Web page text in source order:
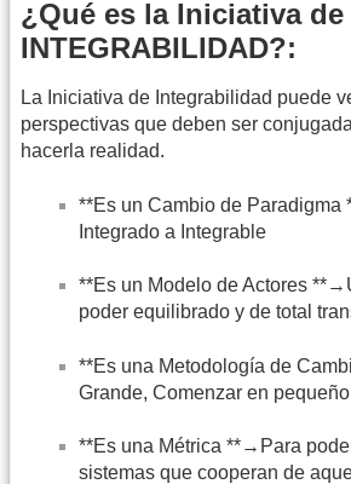
¿Qué es la Iniciativa de
INTEGRABILIDAD?:
La Iniciativa de Integrabilidad puede
perspectivas que deben ser
hacerla realidad.
**Es un Cambio de
Integrado a Integrable
**Es un Modelo de Actores
poder equilibrado y de total
**Es una Metodología de
Grande, Comenzar en
**Es una Métrica **→Para
sistemas que cooperan de